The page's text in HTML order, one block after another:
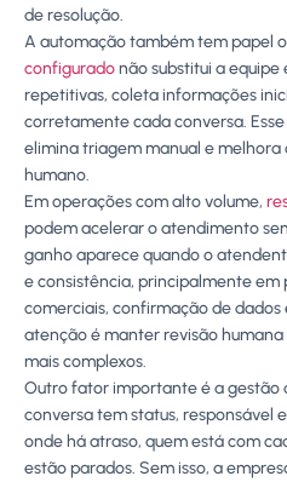
de resolução.
A automação também tem papel
configuradonão substitui a
repetitivas, coleta informações
corretamente cada conversa.
elimina triagem manual e
humano.
Em operações com alto volume,
podem acelerar o atendimento
ganho aparece quando o
e consistência, principalmente
comerciais, confirmação de
atenção é manter revisão
mais complexos.
Outro fator importante é a gestão
conversa tem status, responsável
onde há atraso, quem está com
estão parados. Sem isso, a